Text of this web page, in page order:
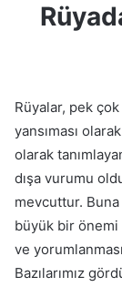
Rüyalar, pek
yansıması
olarak
dışa vurumu
mevcuttur.
büyük bir önemi
ve
Bazılarımız